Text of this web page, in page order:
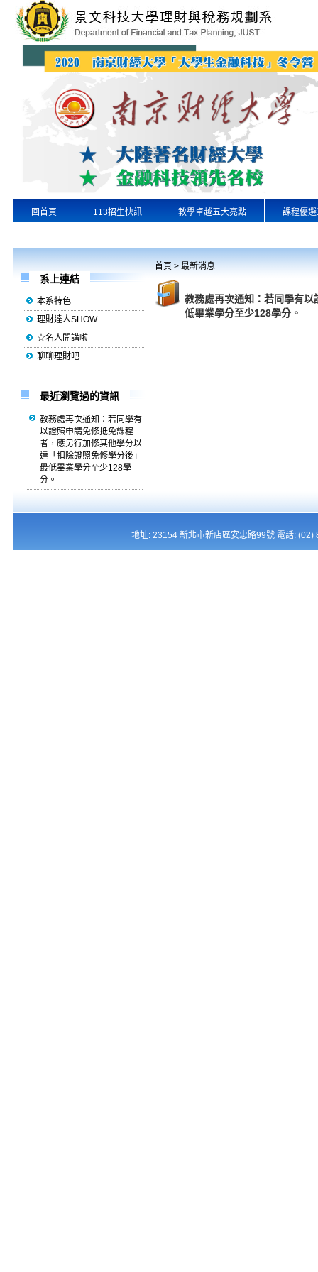
回首頁 113招生快訊 教學卓越五大亮點 課程優
系上連結
本系特色
理財達人SHOW
☆名人開講啦
聊聊理財吧
最近瀏覽過的資訊
教務處再次通知：若同學有
以證照申請免修抵免課程
者，應另行加修其他學分以
達「扣除證照免修學分後」
最低畢業學分至少128學
分。
首頁 > 最新消息
教務處再次通知：若同學有
低畢業學分至少128學分。
地址: 23154 新北市新店區安忠路99號 電話: